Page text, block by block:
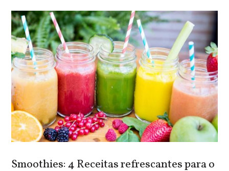
Smoothies: 4 Receitas refrescantes para o